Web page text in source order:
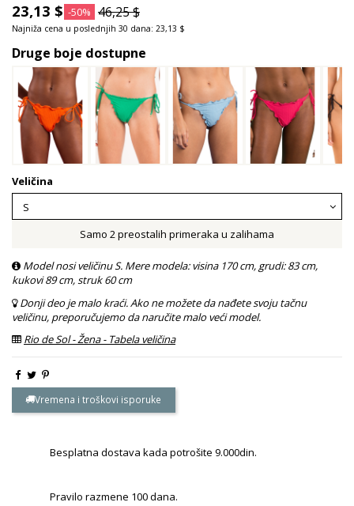
23,13 $ -50% 46,25 $
Najniža cena u poslednjih 30 dana: 23,13 $
Druge boje dostupne
Veličina
Samo 2 preostalih primeraka u zalihama
Model nosi veličinu S. Mere modela: visina 170 cm, grudi: 83 cm,
kukovi 89 cm, struk 60 cm
Donji deo je malo kraći. Ako ne možete da nađete svoju tačnu
veličinu, preporučujemo da naručite malo veći model.
Rio de Sol - Žena - Tabela veličina
Vremena i troškovi isporuke
Besplatna dostava kada potrošite 9.000din.
Pravilo razmene 100 dana.